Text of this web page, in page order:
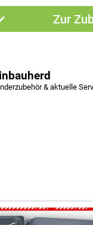
Zur
& aktuelle